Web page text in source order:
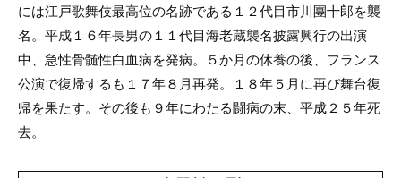
には江戸歌舞伎最高位の名跡である１２代目市川團十郎を襲
名。平成１６年長男の１１代目海老蔵襲名披露興行の出演
中、急性骨髄性白血病を発病。５か月の休養の後、フランス
公演で復帰するも１７年８月再発。１８年５月に再び舞台復
帰を果たす。その後も９年にわたる闘病の末、平成２５年死
去。